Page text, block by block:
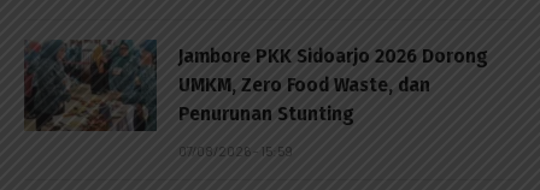
Jambore PKK Sidoarjo 2026 Dorong
UMKM, Zero Food Waste, dan
Penurunan Stunting
07/08/2026 - 15:59